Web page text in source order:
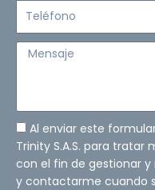
Mensaje
Al enviar este
Trinity S.A.S. para tratar
con el fin de gestionar
y contactarme cuando